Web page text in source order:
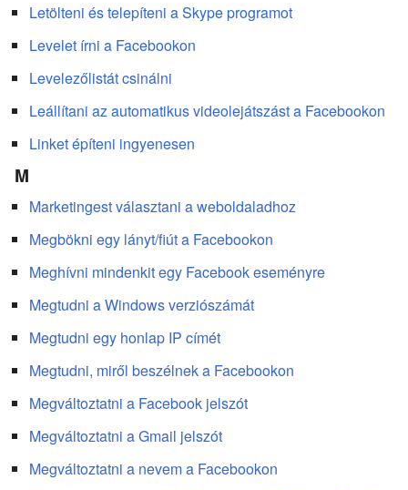
Letölteni és telepíteni a Skype programot
Levelet írni a Facebookon
Levelezőlistát csinálni
Leállítani az automatikus videolejátszást a Facebookon
Linket építeni ingyenesen
M
Marketingest választani a weboldaladhoz
Megbökni egy lányt/fiút a Facebookon
Meghívni mindenkit egy Facebook eseményre
Megtudni a Windows verziószámát
Megtudni egy honlap IP címét
Megtudni, miről beszélnek a Facebookon
Megváltoztatni a Facebook jelszót
Megváltoztatni a Gmail jelszót
Megváltoztatni a nevem a Facebookon